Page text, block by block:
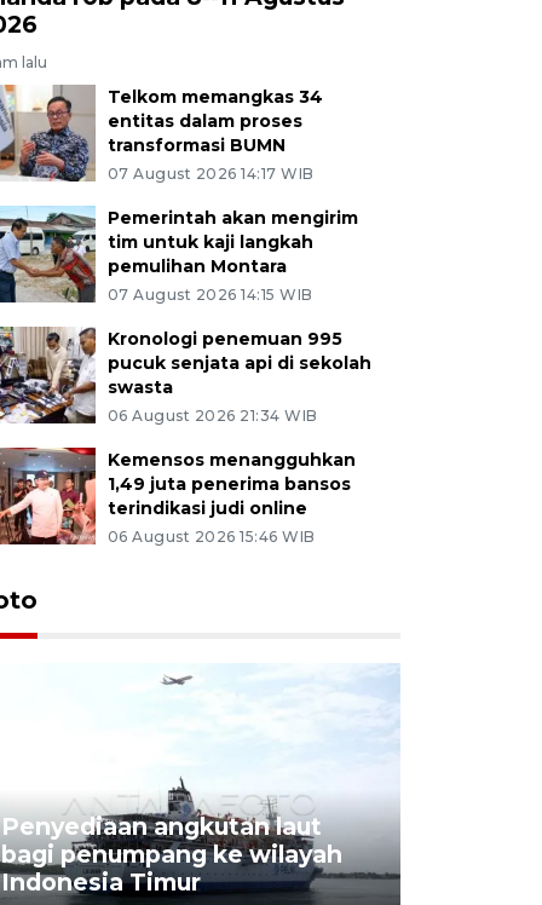
lalu
Telkom memangkas 34
entitas dalam proses
transformasi BUMN
07 August 2026 14:17 WIB
Pemerintah akan mengirim
tim untuk kaji langkah
pemulihan Montara
07 August 2026 14:15 WIB
Kronologi penemuan 995
pucuk senjata api di sekolah
swasta
06 August 2026 21:34 WIB
Kemensos menangguhkan
1,49 juta penerima bansos
terindikasi judi online
06 August 2026 15:46 WIB
Penyediaan angkutan laut
bagi penumpang ke wilayah
Indonesia Timur